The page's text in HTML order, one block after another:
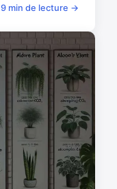
9 min de lecture →